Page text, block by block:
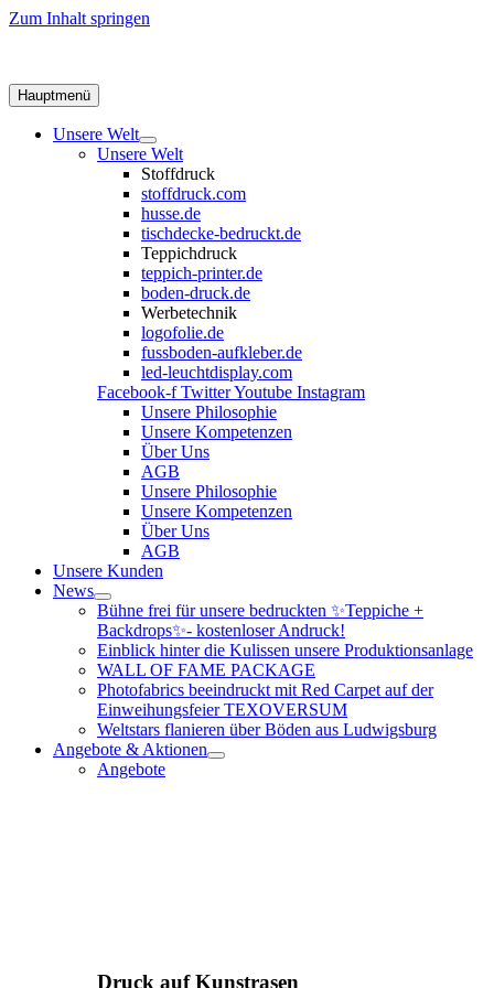
Zum Inhalt springen
Hauptmenü
Unsere Welt
Unsere Welt
Stoffdruck
stoffdruck.com
husse.de
tischdecke-bedruckt.de
Teppichdruck
teppich-printer.de
boden-druck.de
Werbetechnik
logofolie.de
fussboden-aufkleber.de
led-leuchtdisplay.com
Facebook-f TwitterYoutube Instagram
Unsere Philosophie
Unsere Kompetenzen
Über Uns
AGB
Unsere Philosophie
Unsere Kompetenzen
Über Uns
AGB
Unsere Kunden
News
Bühne frei für unsere bedruckten ✨Teppiche +
Backdrops✨- kostenloser Andruck!
Einblick hinter die Kulissen unsere Produktionsanlage
WALL OF FAME PACKAGE
Photofabrics beeindruckt mit Red Carpet auf der
Einweihungsfeier TEXOVERSUM
Weltstars flanieren über Böden aus Ludwigsburg
Angebote & Aktionen
Angebote
Druck auf Kunstrasen